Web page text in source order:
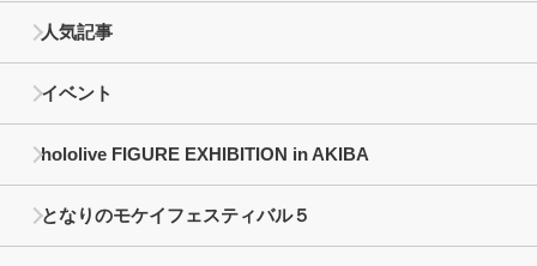
人気記事
イベント
hololive FIGURE EXHIBITION in AKIBA
となりのモケイフェスティバル５